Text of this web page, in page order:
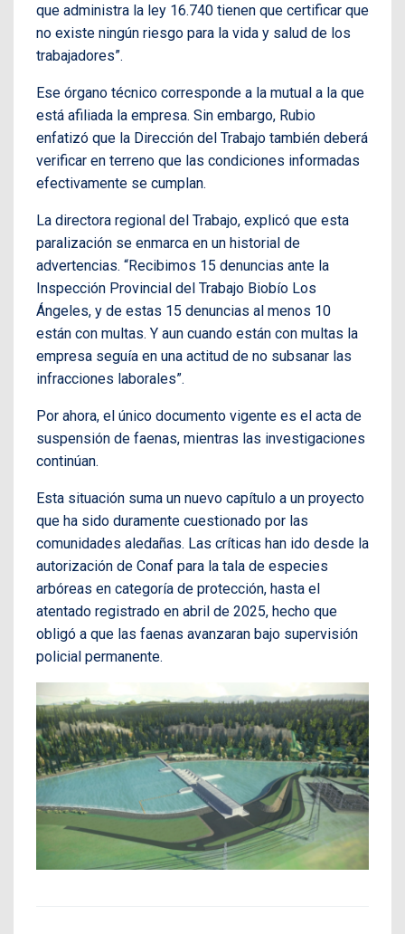
que administra la ley 16.740 tienen que certificar que
no existe ningún riesgo para la vida y salud de los
trabajadores”.
Ese órgano técnico corresponde a la mutual a la que
está afiliada la empresa. Sin embargo, Rubio
enfatizó que la Dirección del Trabajo también deberá
verificar en terreno que las condiciones informadas
efectivamente se cumplan.
La directora regional del Trabajo, explicó que esta
paralización se enmarca en un historial de
advertencias. “Recibimos 15 denuncias ante la
Inspección Provincial del Trabajo Biobío Los
Ángeles, y de estas 15 denuncias al menos 10
están con multas. Y aun cuando están con multas la
empresa seguía en una actitud de no subsanar las
infracciones laborales”.
Por ahora, el único documento vigente es el acta de
suspensión de faenas, mientras las investigaciones
continúan.
Esta situación suma un nuevo capítulo a un proyecto
que ha sido duramente cuestionado por las
comunidades aledañas. Las críticas han ido desde la
autorización de Conaf para la tala de especies
arbóreas en categoría de protección, hasta el
atentado registrado en abril de 2025, hecho que
obligó a que las faenas avanzaran bajo supervisión
policial permanente.